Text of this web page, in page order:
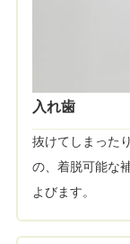
入れ歯
抜けてしまった
の、着脱可能な
よびます。